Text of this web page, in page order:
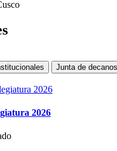
Junta de decanos
2026